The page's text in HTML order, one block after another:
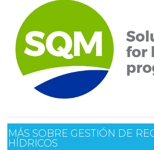
MÁS SOBRE GESTIÓN DE
HÍDRICOS